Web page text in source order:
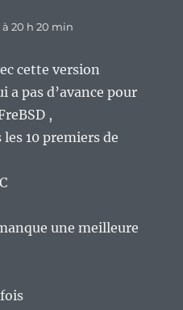
20 h 20 min
cette version
a pas d’avance pour
,
10 premiers de
une meilleure